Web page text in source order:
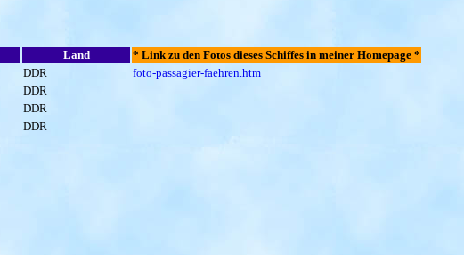
Land * Link zu den Fotos dieses Schiffes in meiner Homepage *
DDR
foto-passagier-faehren.htm
DDR
DDR
DDR